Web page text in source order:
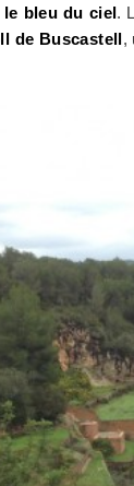
le bleu du ciel.
de Buscastell,